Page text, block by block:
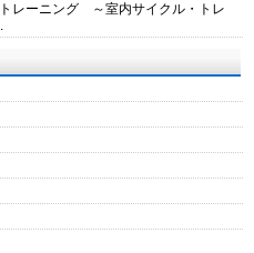
レーニング ～室内サイクル・トレ